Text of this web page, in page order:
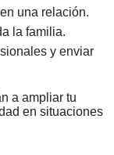
una relación.
la familia.
y enviar
a ampliar tu
en situaciones